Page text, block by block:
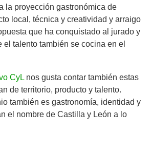
la proyección gastronómica de
local, técnica y creatividad y arraigo
que ha conquistado al jurado y
el talento también se cocina en el
CyL nos gusta contar también estas
de territorio, producto y talento.
también es gastronomía, identidad y
el nombre de Castilla y León a lo